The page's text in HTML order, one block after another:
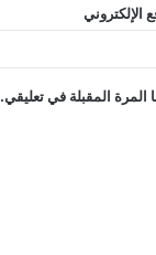
الإلكتروني
المرة المقبلة في تعليقي.